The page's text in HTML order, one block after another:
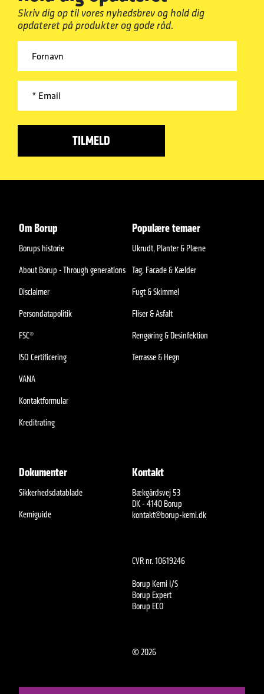
Skriv dig op til vores nyhedsbrev og hold dig
opdateret på produkter og gode råd.
Om Borup
Borups historie
About Borup - Through generations
Disclaimer
Persondatapolitik
FSC®
ISO Certificering
VANA
Kontaktformular
Kreditrating
Populære temaer
Ukrudt, Planter & Plæne
Tag, Facade & Kælder
Fugt & Skimmel
Fliser & Asfalt
Rengøring & Desinfektion
Terrasse & Hegn
Dokumenter
Sikkerhedsdatablade
Kemiguide
Kontakt
Bækgårdsvej 53
DK - 4140 Borup
kontakt@borup-kemi.dk
CVR nr. 10619246
Borup Kemi I/S
Borup Expert
Borup ECO
©2026